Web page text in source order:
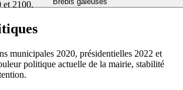
et 2100.
municipales 2020, présidentielles 2022 et
politique actuelle de la mairie, stabilité